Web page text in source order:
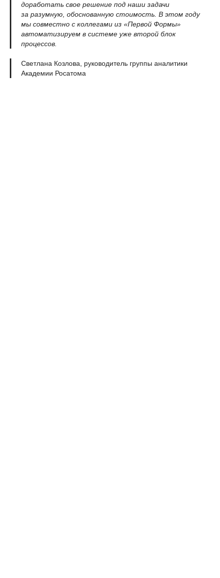
доработать свое решение под наши задачи
за разумную, обоснованную стоимость. В этом году
мы совместно с коллегами из «Первой Формы»
автоматизируем в системе уже второй блок
процессов.
Светлана Козлова, руководитель группы аналитики
Академии Росатома